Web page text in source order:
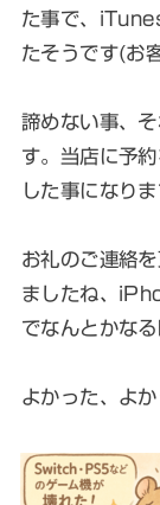
た事で、
たそうです(お
諦めない事、
す。当店に予
した事になりま
お礼のご連絡
ましたね、
でなんとかな
よかった、よか